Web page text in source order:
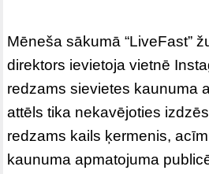
Mēneša sākumā “LiveFast”
direktors ievietoja vietnē
redzams sievietes kaunuma
attēls tika nekavējoties
redzams kails ķermenis,
kaunuma apmatojuma